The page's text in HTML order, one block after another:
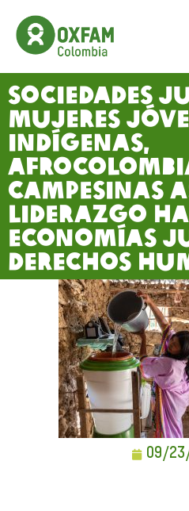
Sociedades
Mujeres
indígenas,
campesinas
liderazgo
economías
derechos
09/